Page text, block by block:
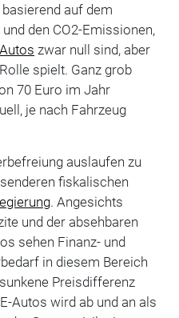
auf dem
den CO2-Emissionen,
zwar null sind, aber
spielt. Ganz grob
70 Euro im Jahr
je nach Fahrzeug
auslaufen zu
fiskalischen
. Angesichts
und der absehbaren
sehen Finanz- und
in diesem Bereich
Preisdifferenz
Autos wird ab und an als